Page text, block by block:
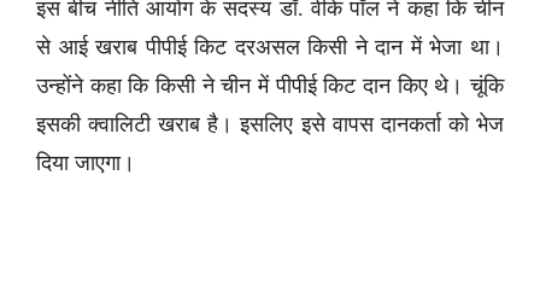
इस बीच नीति आयोग के सदस्य डॉ. वीके पॉल ने कहा कि चीन
से आई खराब पीपीई किट दरअसल किसी ने दान में भेजा था।
उन्होंने कहा कि किसी ने चीन में पीपीई किट दान किए थे। चूंकि
इसकी क्वालिटी खराब है। इसलिए इसे वापस दानकर्ता को भेज
दिया जाएगा।